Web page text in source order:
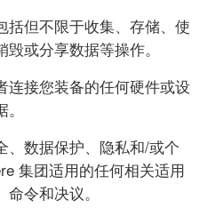
括但不限于收集、存储、使
或分享数据等操作。
连接您装备的任何硬件或设
、数据保护、隐私和/或个
集团适用的任何相关适用
令和决议。